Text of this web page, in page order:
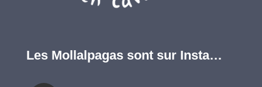
Les Mollalpagas sont sur Insta…